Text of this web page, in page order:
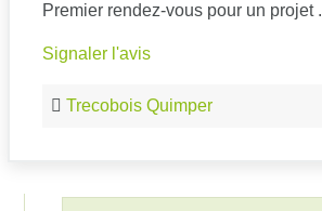
Premier rendez-vous pour un projet .
Signaler l'avis
Trecobois Quimper